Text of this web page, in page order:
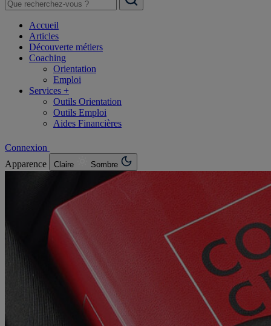
Accueil
Articles
Découverte métiers
Coaching
Orientation
Emploi
Services +
Outils Orientation
Outils Emploi
Aides Financières
Connexion
Apparence
Claire Sombre